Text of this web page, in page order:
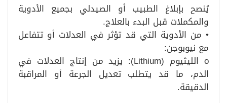
يُنصح بإبلاغ الطبيب أو الصيدلي بجميع الأدوية
والمكملات قبل البدء بالعلاج.
• من الأدوية التي قد تؤثر في العدلات أو تتفاعل
مع نيوبوجن:
o الليثيوم (Lithium): يزيد من إنتاج العدلات في
الدم، ما قد يتطلب تعديل الجرعة أو المراقبة
الدقيقة.